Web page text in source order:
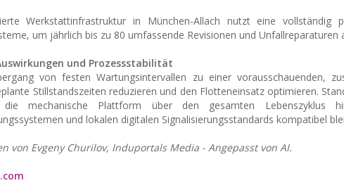
Werkstattinfrastruktur in München-Allach nutzt eine vollständig
um jährlich bis zu 80 umfassende Revisionen und Unfallreparaturen
und Prozessstabilität
von festen Wartungsintervallen zu einer vorausschauenden,
Stillstandszeiten reduzieren und den Flotteneinsatz optimieren.
mechanische Plattform über den gesamten Lebenszyklus
und lokalen digitalen Signalisierungsstandards kompatibel
von Evgeny Churilov, Induportals Media - Angepasst von AI.